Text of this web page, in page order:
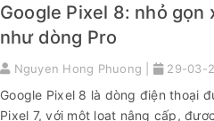
Google Pixel 8: nhỏ gọn
như dòng Pro
Nguyen Hong Phuong | 29-03-
Google Pixel 8 là dòng điện thoại
Pixel 7, với một loạt nâng cấp,